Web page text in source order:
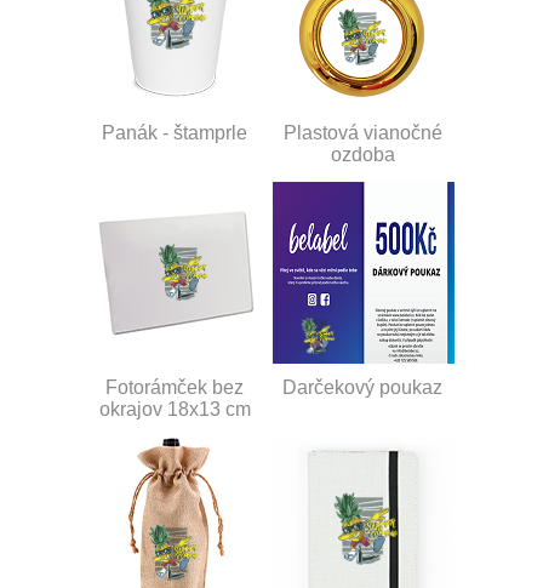
Panák - štamprle
Plastová vianočné
ozdoba
Fotorámček bez
okrajov 18x13 cm
Darčekový poukaz